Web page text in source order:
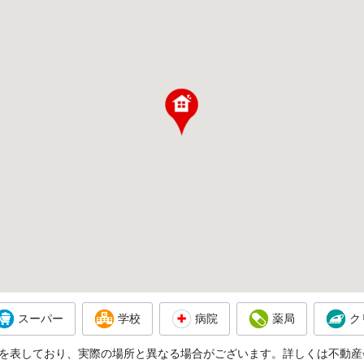
スーパー 学校 病院 薬局 ク
表しており、実際の場所と異なる場合がございます。詳しくは不動